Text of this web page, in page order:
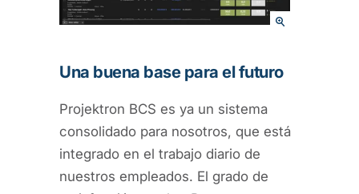
Una buena base para el futuro
Projektron BCS es ya un sistema
consolidado para nosotros, que está
integrado en el trabajo diario de
nuestros empleados. El grado de